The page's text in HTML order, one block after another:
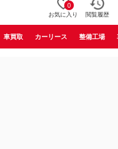
0
お気に入り 閲覧履歴
車買取 カーリース 整備工場